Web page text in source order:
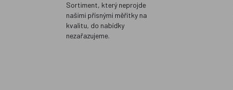
Sortiment, který neprojde
našimi přísnými měřítky na
kvalitu, do nabídky
nezařazujeme.